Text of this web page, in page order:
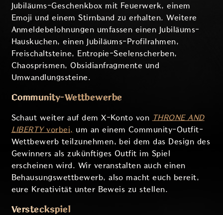
Jubiläums-Geschenkbox mit Feuerwerk, einem
Emoji und einem Stirnband zu erhalten. Weitere
Anmeldebelohnungen umfassen einen Jubiläums-
Hauskuchen, einen Jubiläums-Profilrahmen,
Freischaltsteine, Entropie-Seelenscherben,
Chaosprismen, Obsidianfragmente und
Umwandlungssteine.
Community-Wettbewerbe
Schaut weiter auf dem X-Konto von THRONE AND
LIBERTYvorbei, um an einem Community-Outfit-
Wettbewerb teilzunehmen, bei dem das Design des
Gewinners als zukünftiges Outfit im Spiel
erscheinen wird. Wir veranstalten auch einen
Behausungswettbewerb, also macht euch bereit,
eure Kreativität unter Beweis zu stellen.
Versteckspiel